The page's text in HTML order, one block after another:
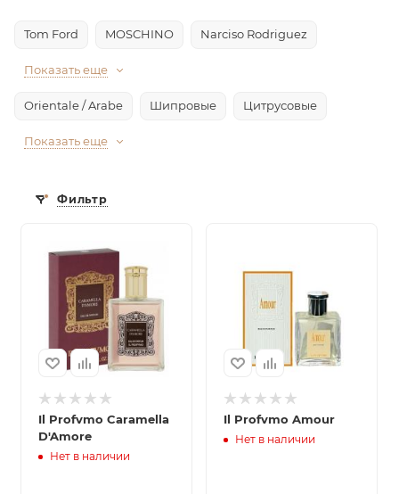
Tom Ford MOSCHINO Narciso Rodriguez
Показать еще
Orientale / Arabe Шипровые Цитрусовые
Показать еще
Фильтр
Il Profvmo Caramella
D'Amore
Нет в наличии
Il Profvmo Amour
Нет в наличии